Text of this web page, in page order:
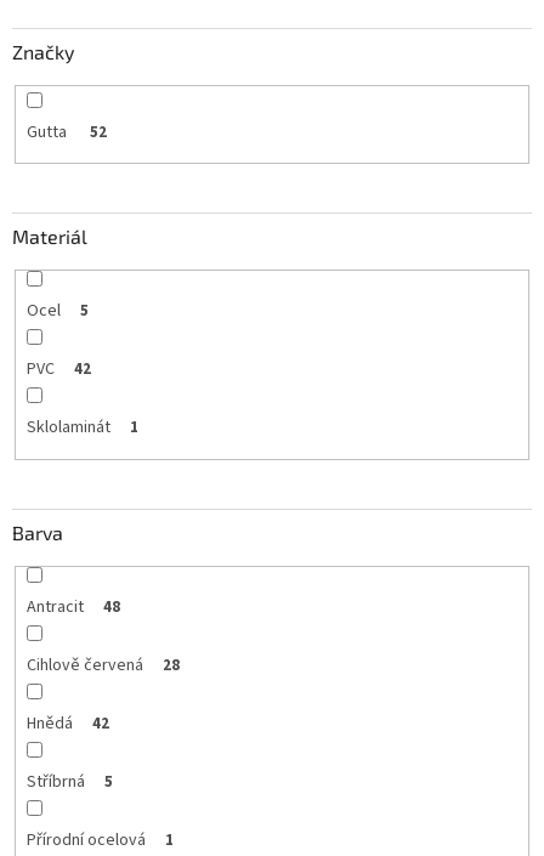
Značky
Gutta 52
Materiál
Ocel 5
PVC 42
Sklolaminát 1
Barva
Antracit 48
Cihlově červená 28
Hnědá 42
Stříbrná 5
Přírodní ocelová 1